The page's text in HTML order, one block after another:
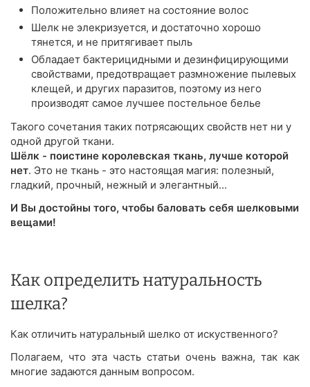
Положительно влияет на состояние волос
Шелк не элекризуется, и достаточно хорошо
тянется, и не притягивает пыль
Обладает бактерицидными и дезинфицирующими
свойствами, предотвращает размножение пылевых
клещей, и других паразитов, поэтому из него
производят самое лучшее постельное белье
Такого сочетания таких потрясающих свойств нет ни у
одной другой ткани.
Шёлк - поистине королевская ткань, лучше которой
нет. Это не ткань - это настоящая магия: полезный,
гладкий, прочный, нежный и элегантный...
И Вы достойны того, чтобы баловать себя шелковыми
вещами!
Как определить натуральность
шелка?
Как отличить натуральный шелко от искуственного?
Полагаем, что эта часть статьи очень важна, так как
многие задаются данным вопросом.